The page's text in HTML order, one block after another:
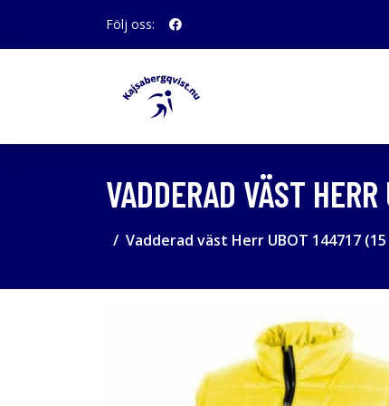
Följ oss:
VADDERAD VÄST
Vadderad väst Herr UBOT 144717